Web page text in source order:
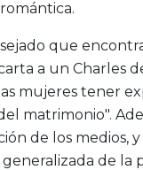
que
a un Charles
mujeres tener
matrimonio".
de los medios, y
de la